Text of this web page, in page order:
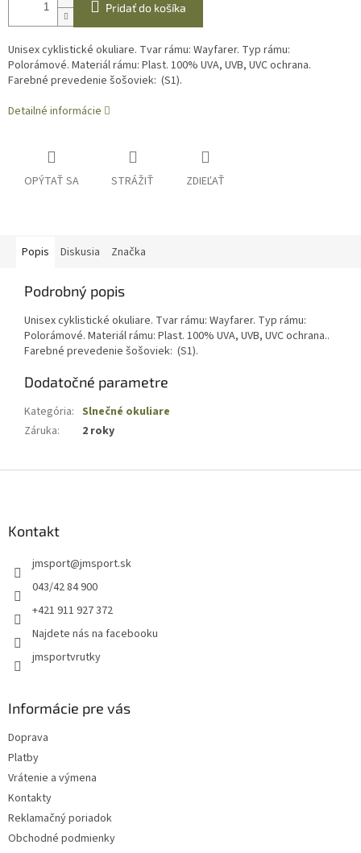
Pridať do košíka
Unisex cyklistické okuliare. Tvar rámu: Wayfarer. Typ rámu:
Polorámové. Materiál rámu: Plast. 100% UVA, UVB, UVC ochrana.
Farebné prevedenie šošoviek: (S1).
Detailné informácie
OPÝTAŤ SA STRÁŽIŤ ZDIEĽAŤ
Popis Diskusia Značka
Podrobný popis
Unisex cyklistické okuliare. Tvar rámu: Wayfarer. Typ rámu:
Polorámové. Materiál rámu: Plast. 100% UVA, UVB, UVC ochrana..
Farebné prevedenie šošoviek: (S1).
Dodatočné parametre
Kategória: Slnečné okuliare
Záruka: 2 roky
Kontakt
jmsport@jmsport.sk
043/42 84 900
+421 911 927 372
Najdete nás na facebooku
jmsportvrutky
Informácie pre vás
Doprava
Platby
Vrátenie a výmena
Kontakty
Reklamačný poriadok
Obchodné podmienky